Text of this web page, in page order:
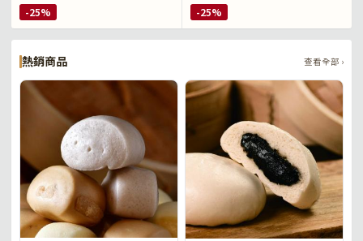
-25% -25%
熱銷商品 查看全部 ›